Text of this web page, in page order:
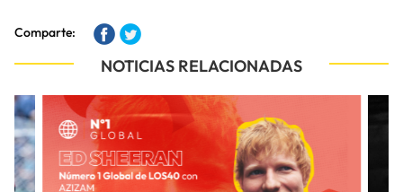
Comparte:
NOTICIAS RELACIONADAS